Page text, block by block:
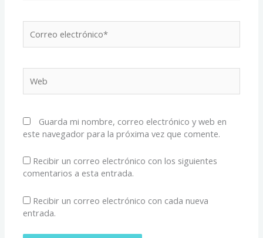
electrónico*
Guarda mi nombre, correo electrónico y web en
este navegador para la próxima vez que comente.
Recibir un correo electrónico con los siguientes
comentarios a esta entrada.
Recibir un correo electrónico con cada nueva
entrada.